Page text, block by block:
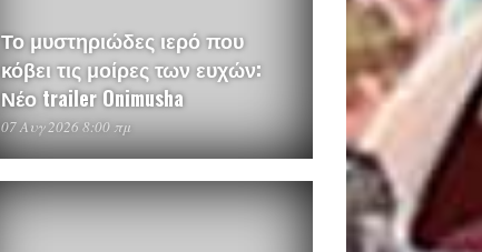
Το μυστηριώδες ιερό που
κόβει τις μοίρες των ευχών:
Νέο trailer Onimusha
07 Αυγ 2026 8:00 πμ